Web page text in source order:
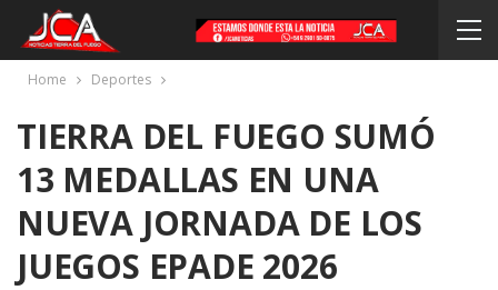
Home Deportes
TIERRA DEL FUEGO SUMÓ
13 MEDALLAS EN UNA
NUEVA JORNADA DE LOS
JUEGOS EPADE 2026